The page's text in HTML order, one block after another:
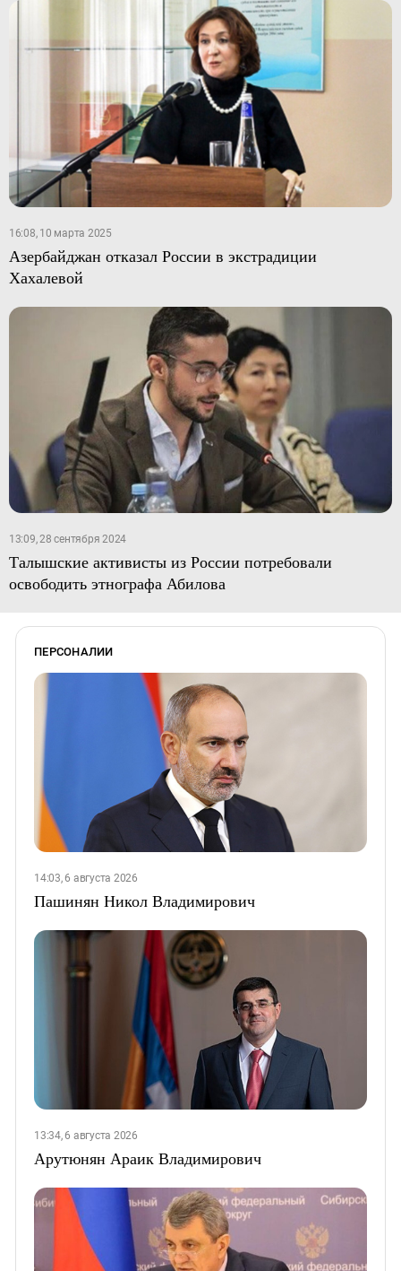
16:08, 10 марта 2025
Азербайджан отказал России в экстрадиции
Хахалевой
13:09, 28 сентября 2024
Талышские активисты из России потребовали
освободить этнографа Абилова
ПЕРСОНАЛИИ
14:03, 6 августа 2026
Пашинян Никол Владимирович
13:34, 6 августа 2026
Арутюнян Араик Владимирович